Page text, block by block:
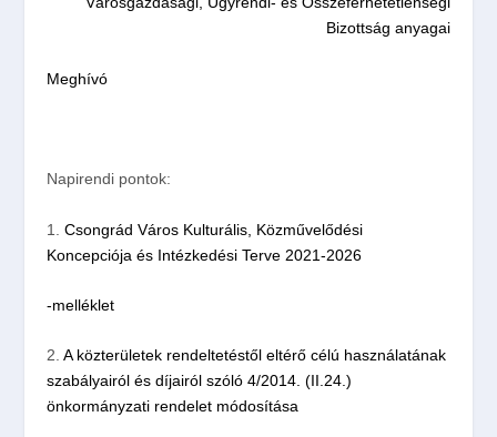
Bizottság anyagai
Meghívó
Napirendi pontok:
1.
Csongrád Város Kulturális, Közművelődési
Koncepciója és Intézkedési Terve 2021-2026
-melléklet
2. A közterületek rendeltetéstől eltérő célú használatának
szabályairól és díjairól szóló 4/2014. (II.24.)
önkormányzati rendelet módosítása